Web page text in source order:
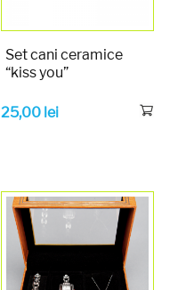
Set cani ceramice
“kiss you”
25,00 lei